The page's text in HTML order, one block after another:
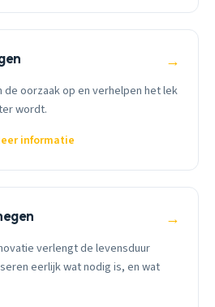
→
de oorzaak op en verhelpen het lek
wordt.
informatie
→
verlengt de levensduur
eerlijk wat nodig is, en wat